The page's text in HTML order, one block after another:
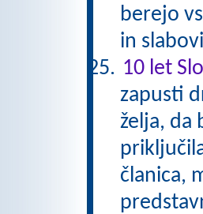
berejo
in
10 let
zapusti
želja, da
članica,